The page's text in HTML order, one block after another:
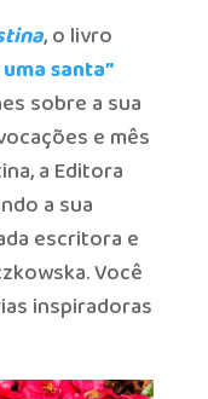
, o livro
santa”
sobre a sua
e mês
a Editora
a sua
escritora e
Você
inspiradoras